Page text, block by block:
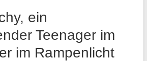
ein
Teenager im
im Rampenlicht